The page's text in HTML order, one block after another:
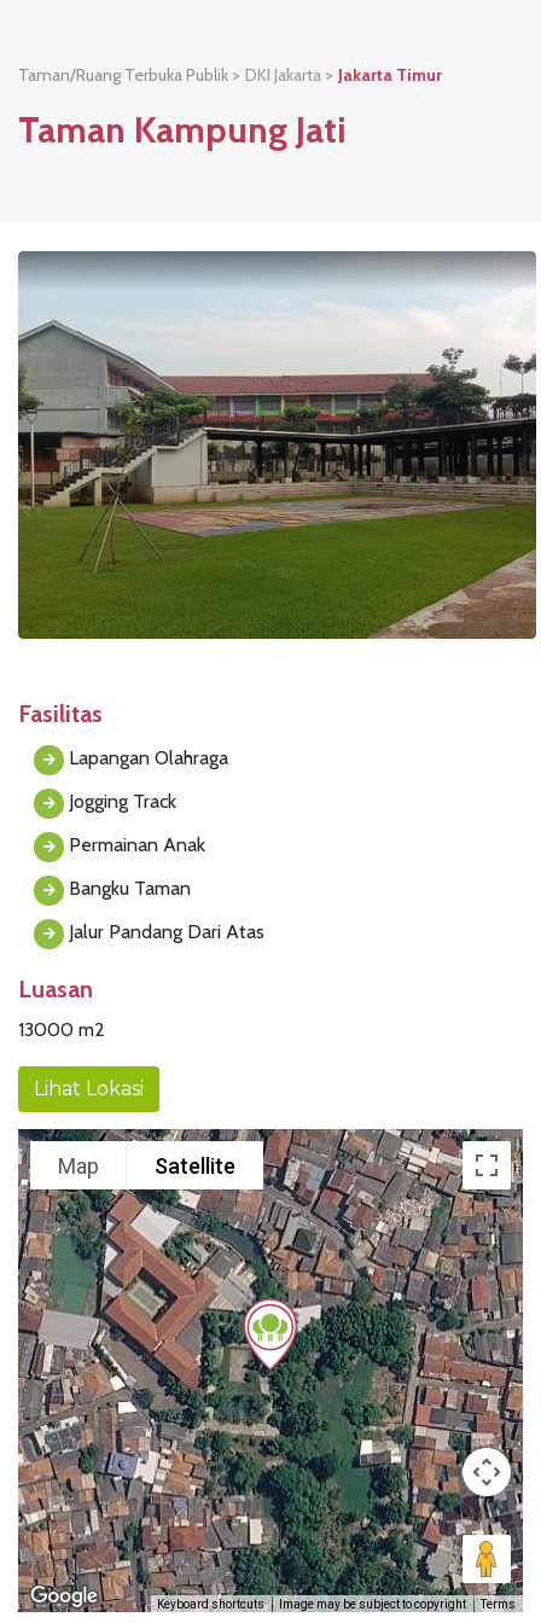
Taman/Ruang Terbuka Publik > DKI Jakarta > Jakarta Timur
Taman Kampung Jati
Fasilitas
Lapangan Olahraga
Jogging Track
Permainan Anak
Bangku Taman
Jalur Pandang Dari Atas
Luasan
13000 m2
Lihat Lokasi
Map Satellite
Keyboard shortcuts Image may be subject to copyright Terms